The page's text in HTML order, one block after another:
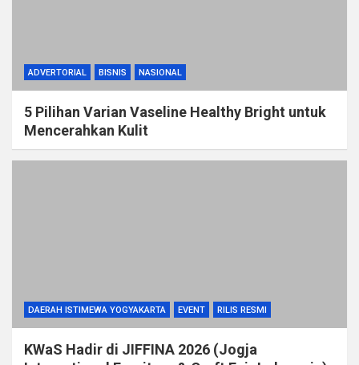
ADVERTORIAL BISNIS NASIONAL
5 Pilihan Varian Vaseline Healthy Bright untuk
Mencerahkan Kulit
DAERAH ISTIMEWA YOGYAKARTA EVENT RILIS RESMI
KWaS Hadir di JIFFINA 2026 (Jogja